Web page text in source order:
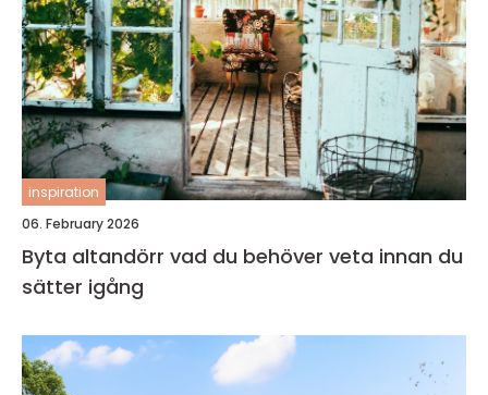
inspiration
06. February 2026
Byta altandörr vad du behöver veta innan du
sätter igång